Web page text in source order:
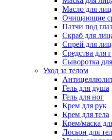
Масло для
Очищающие
Патчи под
Скраб для
Спрей для
Средства для
Сыворотка
Уход за телом
Гель для душа
Гель для ног
Крем для рук
Крем для тела
Крем/маска
Лосьон для